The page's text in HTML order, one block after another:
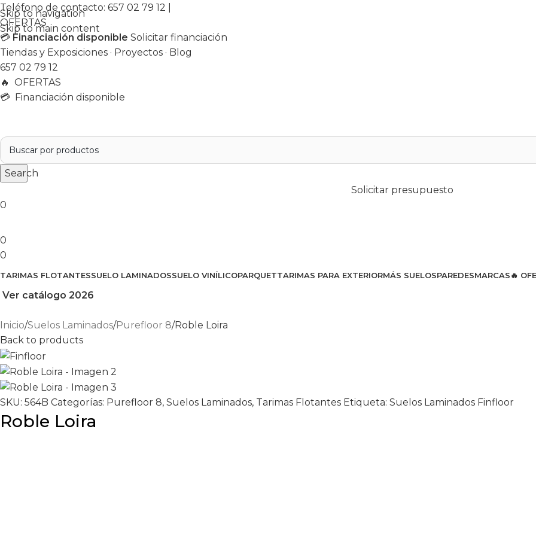
Skip to navigation
Skip to main content
Teléfono de contacto: 657 02 79 12
OFERTAS
💳 Financiación disponible Solicitar financiación
Tiendas y Exposiciones · Proyectos · Blog
657 02 79 12
🔥 OFERTAS
💳 Financiación disponible
Search
Solicitar presupuesto
0
0
0
TARIMAS FLOTANTESSUELO LAMINADOSSUELO VINÍLICOPARQUETTARIMAS PARA EXTERIORMÁS SUELOSPAREDESMARCAS🔥
Ver catálogo 2026
Inicio Suelos Laminados Purefloor 8 Roble Loira
Back to products
SKU: 564B Categorías: Purefloor 8, Suelos Laminados, Tarimas Flotantes Etiqueta: Suelos Laminados Finfloor
Roble Loira